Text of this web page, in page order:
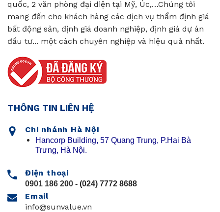
quốc, 2 văn phòng đại diện tại Mỹ, Úc,…Chúng tôi
mang đến cho khách hàng các dịch vụ thẩm định giá
bất động sản, định giá doanh nghiệp, định giá dự án
đầu tư... một cách chuyên nghiệp và hiệu quả nhất.
THÔNG TIN LIÊN HỆ
Chi nhánh Hà Nội
Hancorp Building, 57 Quang Trung, P.Hai Bà
Trưng, Hà Nội.
Điện thoại
0901 186 200 - (024) 7772 8688
Email
info@sunvalue.vn